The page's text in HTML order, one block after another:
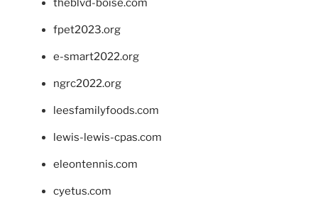
theblvd-boise.com
fpet2023.org
e-smart2022.org
ngrc2022.org
leesfamilyfoods.com
lewis-lewis-cpas.com
eleontennis.com
cyetus.com